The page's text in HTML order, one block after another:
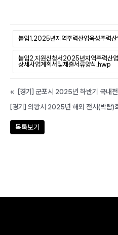
붙임1.2025년지역주력산업육성주력
붙임2.지원신청서2025년지역주력산업
상세사업계획서및제출서류양식.hwp
«
[경기] 의왕시 2025년 해외 전시(박람)
목록보기